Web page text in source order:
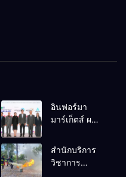
อินฟอร์มา
มาร์เก็ตส์ ผนึก
ธุรกิจท่อง
เที่ยว-บริการ
สำนักบริการ
วิชาการ